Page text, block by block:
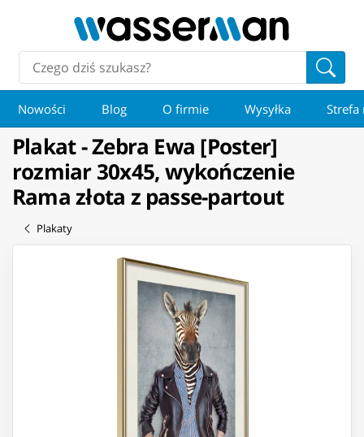
Nowości Blog O firmie Wysyłka Strefa
Plakat - Zebra Ewa [Poster]
rozmiar 30x45, wykończenie
Rama złota z passe-partout
Plakaty